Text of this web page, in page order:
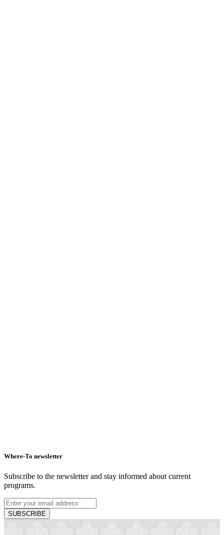
Where-To newsletter
Subscribe to the newsletter and stay informed about current
programs.
SUBSCRIBE